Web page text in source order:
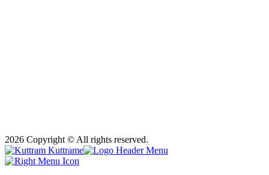
2026 Copyright © All rights reserved.